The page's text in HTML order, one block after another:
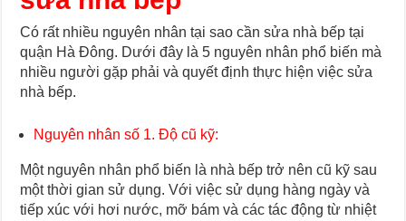
Có rất nhiều nguyên nhân tại sao cần sửa nhà bếp tại
quận Hà Đông. Dưới đây là 5 nguyên nhân phổ biến mà
nhiều người gặp phải và quyết định thực hiện việc sửa
nhà bếp.
Nguyên nhân số 1. Độ cũ kỹ:
Một nguyên nhân phổ biến là nhà bếp trở nên cũ kỹ sau
một thời gian sử dụng. Với việc sử dụng hàng ngày và
tiếp xúc với hơi nước, mỡ bám và các tác động từ nhiệt